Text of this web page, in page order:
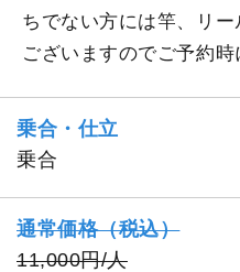
ちでない方には竿、リ
ございますのでご予約時
乗合・仕立
乗合
通常価格（税込）
11,000円/人